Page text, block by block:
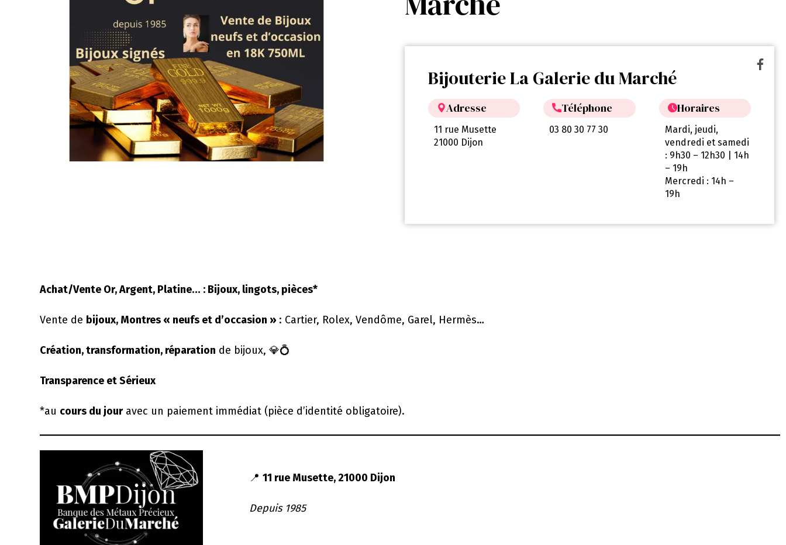
Bijouterie La Galerie du Marché
Adresse
11 rue Musette
21000 Dijon
Téléphone
03 80 30 77 30
Horaires
Mardi, jeudi,
vendredi et samedi
: 9h30 – 12h30 | 14h
– 19h
Mercredi : 14h –
19h
Achat/Vente Or, Argent, Platine… : Bijoux, lingots, pièces*
Vente de bijoux, Montres « neufs et d’occasion » : Cartier, Rolex, Vendôme, Garel, Hermès…
Création, transformation, réparation de bijoux, 💎💍
Transparence et Sérieux
*au cours du jouravec un paiement immédiat (pièce d’identité obligatoire).
📍 11 rue Musette, 21000 Dijon
Depuis 1985